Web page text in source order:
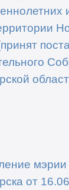
мэрии
от